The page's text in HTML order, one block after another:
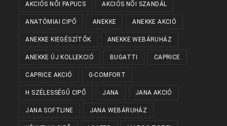
AKCIÓS NŐI PAPUCS AKCIÓS NŐI SZANDÁL
ANATÓMIAI CIPŐ ANEKKE ANEKKE AKCIÓ
ANEKKE KIEGÉSZÍTŐK ANEKKE WEBÁRUHÁZ
ANEKKE ÚJ KOLLEKCIÓ BUGATTI CAPRICE
CAPRICE AKCIÓ G-COMFORT
H SZÉLESSÉGŰ CIPŐ JANA JANA AKCIÓ
JANA SOFTLINE JANA WEBÁRUHÁZ